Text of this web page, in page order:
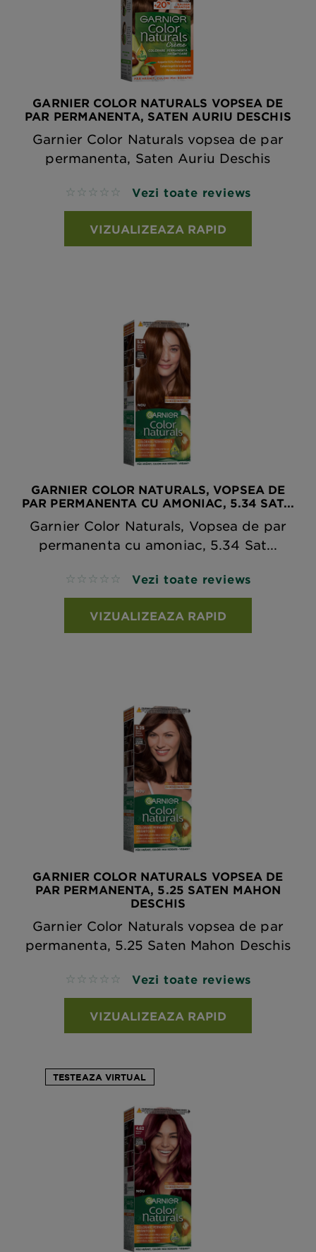
GARNIER COLOR NATURALS VOPSEA DE
PAR PERMANENTA, SATEN AURIU DESCHIS
Garnier Color Naturals vopsea de par
permanenta, Saten Auriu Deschis
No reviews Vezi toate reviews
VIZUALIZEAZA RAPID
GARNIER COLOR NATURALS, VOPSEA DE
PAR PERMANENTA CU AMONIAC, 5.34 SAT...
Garnier Color Naturals, Vopsea de par
permanenta cu amoniac, 5.34 Sat...
No reviews Vezi toate reviews
VIZUALIZEAZA RAPID
GARNIER COLOR NATURALS VOPSEA DE
PAR PERMANENTA, 5.25 SATEN MAHON
DESCHIS
Garnier Color Naturals vopsea de par
permanenta, 5.25 Saten Mahon Deschis
No reviews Vezi toate reviews
VIZUALIZEAZA RAPID
TESTEAZA VIRTUAL